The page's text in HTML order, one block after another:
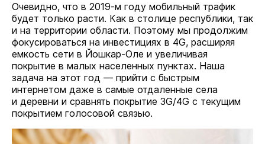
Очевидно, что в 2019-м году мобильный трафик
будет только расти. Как в столице республики, так
и на территории области. Поэтому мы продолжим
фокусироваться на инвестициях в 4G, расширяя
емкость сети в Йошкар-Оле и увеличивая
покрытие в малых населенных пунктах. Наша
задача на этот год — прийти с быстрым
интернетом даже в самые отдаленные села
и деревни и сравнять покрытие 3G/4G с текущим
покрытием голосовой связью.